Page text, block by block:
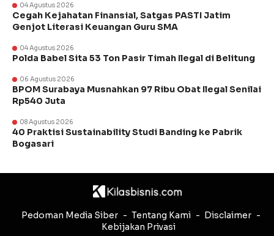
04 Agustus 2026
Cegah Kejahatan Finansial, Satgas PASTI Jatim
Genjot Literasi Keuangan Guru SMA
04 Agustus 2026
Polda Babel Sita 53 Ton Pasir Timah Ilegal di Belitung
06 Agustus 2026
BPOM Surabaya Musnahkan 97 Ribu Obat Ilegal Senilai
Rp540 Juta
08 Agustus 2026
40 Praktisi Sustainability Studi Banding ke Pabrik
Bogasari
Pedoman Media Siber Tentang Kami
Disclaimer
Kebijakan Privasi